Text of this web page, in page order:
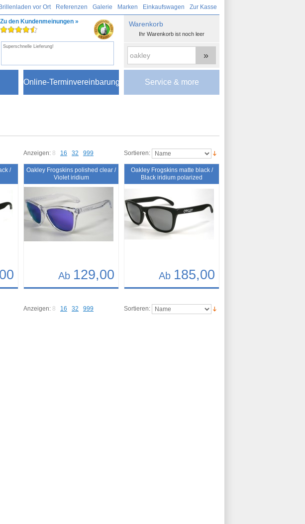
Brillenladen vor Ort Referenzen Galerie Marken Einkaufswagen Zur Kasse
Zu den Kundenmeinungen »
Superschnelle Lieferung!
»
Warenkorb
Ihr Warenkorb ist noch leer
Online-Terminvereinbarung Service & more
Sortieren:
Anzeigen: 8 16 32 999
/
Oakley Frogskins polished clear /
Violet iridium
Ab 129,00
Art.-Nr.: 9411
Oakley Frogskins matte black /
Black iridium polarized
Ab 185,00
Art.-Nr.: 9481
Sortieren:
Anzeigen: 8 16 32 999